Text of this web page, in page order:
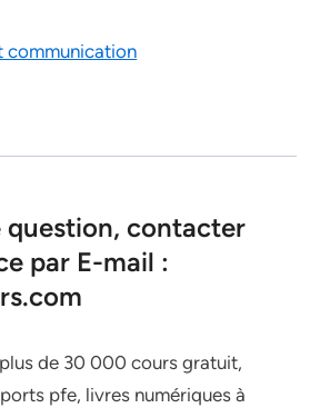
communication
question, contacter
par E-mail :
de 30 000 cours gratuit,
pfe, livres numériques à